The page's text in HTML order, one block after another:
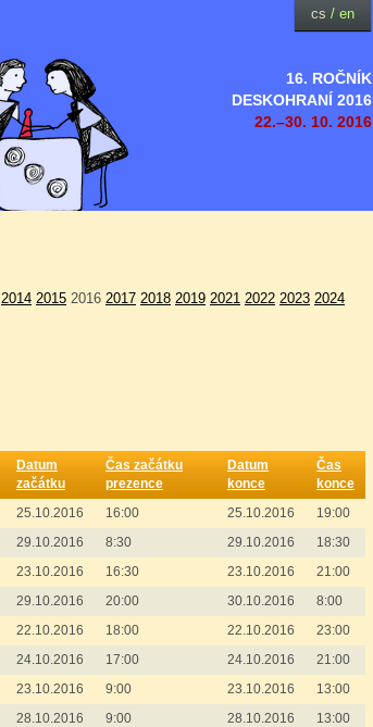
16. ROČNÍK
DESKOHRANÍ 2016
22.–30. 10. 2016
cs / en
2014 2015 2016 2017 2018 2019 2021 2022 2023 2024
Datum
začátku
Čas začátku
prezence
Datum
konce
Čas
konce
25.10.2016 16:00 25.10.2016
19:00
29.10.2016 8:30 29.10.2016
18:30
23.10.2016 16:30 23.10.2016
21:00
29.10.2016 20:00 30.10.2016
8:00
22.10.2016 18:00 22.10.2016
23:00
24.10.2016 17:00 24.10.2016
21:00
23.10.2016 9:00 23.10.2016
13:00
28.10.2016 9:00 28.10.2016
13:00